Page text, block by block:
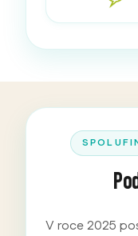
V roce 2025